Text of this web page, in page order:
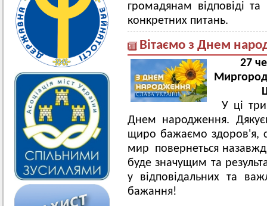
громадянам відповіді
конкретних питань.
Вітаємо з Днем
27
У ці
Днем народження.
щиро бажаємо здоров'я,
мир повернеться
буде значущим та
у відповідальних та
бажання!